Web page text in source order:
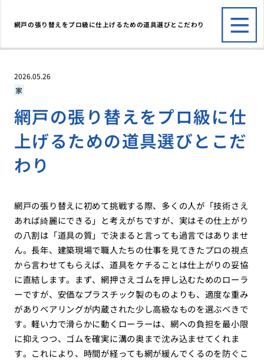
網戸の張り替えをプロ級に仕上げるための道具選びとこだわり
2026.05.26
家
網戸の張り替えをプロ級に仕
上げるための道具選びとこだ
わり
網戸の張り替えに初めて挑戦する際、多くの人が「技術さえ
あれば綺麗にできる」と考えがちですが、実はその仕上がり
の八割は「道具の質」で決まると言っても過言ではありませ
ん。長年、建築現場で職人たちの仕事を見てきたプロの視点
から言わせてもらえば、道具をケチることは仕上がりの妥協
に直結します。まず、網押さえゴムを押し込むためのローラ
ーですが、安価なプラスチック製のものよりも、適度な重み
がありベアリングが内蔵された少し高級なものを選ぶべきで
す。軽い力で滑らかに動くローラーは、網への負担を最小限
に抑えつつ、ゴムを確実に溝の奥まで沈み込ませてくれま
す。これにより、時間が経っても網が緩んでくるのを防ぐこ